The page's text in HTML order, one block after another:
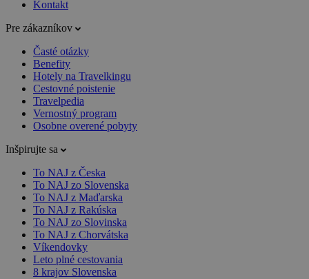
Kontakt
Pre zákazníkov
Časté otázky
Benefity
Hotely na Travelkingu
Cestovné poistenie
Travelpedia
Vernostný program
Osobne overené pobyty
Inšpirujte sa
To NAJ z Česka
To NAJ zo Slovenska
To NAJ z Maďarska
To NAJ z Rakúska
To NAJ zo Slovinska
To NAJ z Chorvátska
Víkendovky
Leto plné cestovania
8 krajov Slovenska